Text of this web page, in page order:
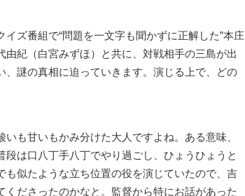
ズ番組で“問題を一文字も聞かずに正解した”本庄
紀（白宮みずほ）と共に、対戦相手の三島が出
謎の真相に迫っていきます。演じる上で、どの
も甘いもかみ分けた大人ですよね。ある意味、
は口八丁手八丁でやり過ごし、ひょうひょうと
も似たような立ち位置の役を演じていたので、吉
ださったのかなと。監督から特にお話があった